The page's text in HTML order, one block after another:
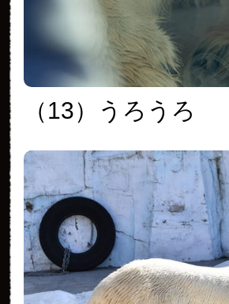
（13）うろうろ